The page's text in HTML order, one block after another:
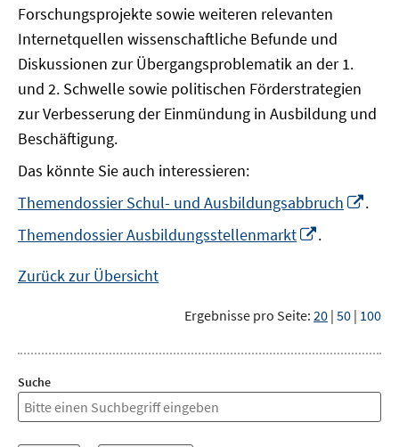
Forschungsprojekte sowie weiteren relevanten
Internetquellen wissenschaftliche Befunde und
Diskussionen zur Übergangsproblematik an der 1.
und 2. Schwelle sowie politischen Förderstrategien
zur Verbesserung der Einmündung in Ausbildung und
Beschäftigung.
Das könnte Sie auch interessieren:
Themendossier Schul- und Ausbildungsabbruch
.
Themendossier Ausbildungsstellenmarkt
.
Zurück zur Übersicht
Ergebnisse pro Seite: 20 | 50 | 100
Suche